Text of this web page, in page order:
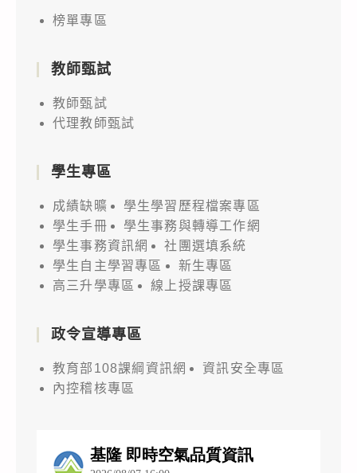
榜單專區
教師甄試
教師甄試
代理教師甄試
學生專區
成績缺曠
學生學習歷程檔案專區
學生手冊
學生事務與轉導工作網
學生事務資訊網
社團選填系統
學生自主學習專區
新生專區
高三升學專區
線上授課專區
政令宣導專區
教育部108課綱資訊網
資訊安全專區
內控稽核專區